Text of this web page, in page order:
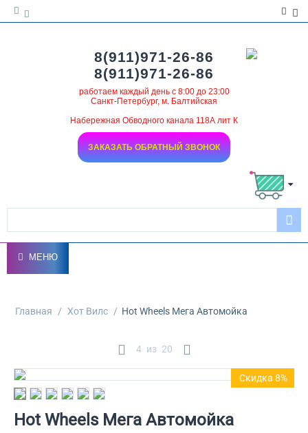
8(911)971-26-86
8(911)971-26-86
работаем каждый день с 8:00 до 23:00
Санкт-Петербург, м. Балтийская
Набережная Обводного канала 118А лит К
ЗАКАЗАТЬ ОБРАТНЫЙ ЗВОНОК
МЕНЮ
Главная / Хот Вилс / Hot Wheels Мега Автомойка
4 из 20
Скидка 8%
Hot Wheels Мега Автомойка